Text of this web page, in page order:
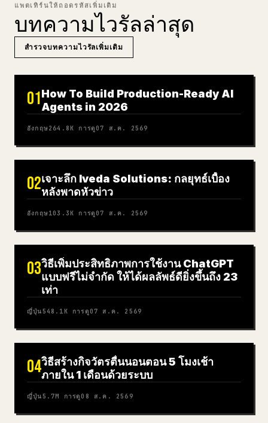
แพตเทิร์นให้ถอดรหัสเพิ่มเติม
บทความไวรัลล่าสุด
สำรวจบทความไวรัลเพิ่มเติม
01How To Build Production-Ready AI
Agents in 2026
อังกฤษ264.8K การดู07 ส.ค. 2569
02เจาะลึก Iveda Solutions: กลยุทธ์เบื้อง
หลังพาดหัวข่าว
อังกฤษ103.3K การดู07 ส.ค. 2569
03วิธีเพิ่มประสิทธิภาพการใช้งาน ChatGPT
แบบฟรีไม่จำกัด ให้ได้ผลลัพธ์ดียิ่งขึ้นถึง 23
เท่า
ญี่ปุ่น548.1K การดู07 ส.ค. 2569
04วิธีสร้างกิจวัตรตื่นนอนตอน 5 โมงเช้า
ภายใน 1 เดือนด้วยระบบ
ญี่ปุ่น5.7M การดู08 ส.ค. 2569